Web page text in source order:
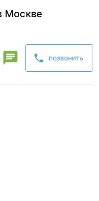
Москве
chat phone позвонить